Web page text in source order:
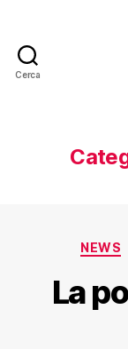
Cerca
NEWS
La